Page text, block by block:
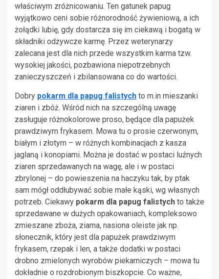
właściwym zróżnicowaniu. Ten gatunek papug
wyjątkowo ceni sobie różnorodność żywieniową, a ich
żołądki lubię, gdy dostarcza się im ciekawą i bogatą w
składniki odżywcze karmę. Przez weterynarzy
zalecana jest dla nich przede wszystkim karma tzw.
wysokiej jakości, pozbawiona niepotrzebnych
zanieczyszczeń i zbilansowana co do wartości.
Dobry pokarm dla papug falistych to m.in mieszanki
ziaren i zbóż. Wśród nich na szczególną uwagę
zasługuje różnokolorowe proso, będące dla papużek
prawdziwym frykasem. Mowa tu o prosie czerwonym,
białym i złotym – w różnych kombinacjach z kasza
jaglaną i konopiami. Można je dostać w postaci luźnych
ziaren sprzedawanych na wagę, ale i w postaci
zbrylonej – do powieszenia na haczyku tak, by ptak
sam mógł oddłubywać sobie małe kąski, wg własnych
potrzeb. Ciekawy pokarm dla papug falistych to także
sprzedawane w dużych opakowaniach, kompleksowo
zmieszane zboża, ziarna, nasiona oleiste jak np.
słonecznik, który jest dla papużek prawdziwym
frykasem, rzepak i len, a także dodatki w postaci
drobno zmielonych wyrobów piekarniczych – mowa tu
dokładnie o rozdrobionym biszkopcie. Co ważne,